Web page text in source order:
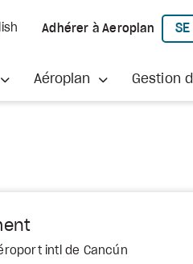
Adhérer à Aeroplan
SE
Aéroplan Gestion
intl de Cancún